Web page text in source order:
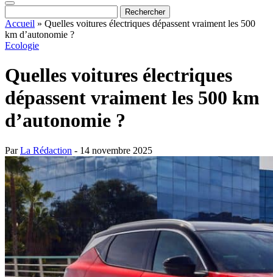
Accueil » Quelles voitures électriques dépassent vraiment les 500
km d’autonomie ?
Ecologie
Quelles voitures électriques
dépassent vraiment les 500 km
d’autonomie ?
ParLa Rédaction - 14 novembre 2025